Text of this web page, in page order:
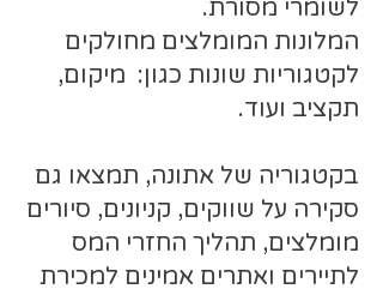
לשומרי מסורת.
המלונות המומלצים מחולקים
לקטגוריות שונות כגון: מיקום,
תקציב ועוד.
בקטגוריה של אתונה, תמצאו גם
סקירה על שווקים, קניונים, סיורים
מומלצים, תהליך החזרי המס
לתיירים ואתרים אמינים למכירת